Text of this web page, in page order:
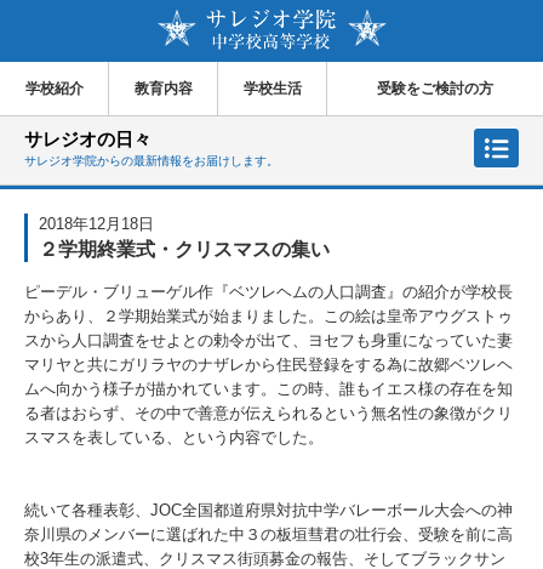
学校紹介 教育内容 学校生活 受験をご検討の方
サレジオの日々
サレジオ学院からの最新情報をお届けします。
2018年12月18日
２学期終業式・クリスマスの集い
ピーデル・ブリューゲル作『ベツレヘムの人口調査』の紹介が学校長
からあり、２学期始業式が始まりました。この絵は皇帝アウグストゥ
スから人口調査をせよとの勅令が出て、ヨセフも身重になっていた妻
マリヤと共にガリラヤのナザレから住民登録をする為に故郷ベツレヘ
ムへ向かう様子が描かれています。この時、誰もイエス様の存在を知
る者はおらず、その中で善意が伝えられるという無名性の象徴がクリ
スマスを表している、という内容でした。
続いて各種表彰、JOC全国都道府県対抗中学バレーボール大会への神
奈川県のメンバーに選ばれた中３の板垣彗君の壮行会、受験を前に高
校3年生の派遣式、クリスマス街頭募金の報告、そしてブラックサン